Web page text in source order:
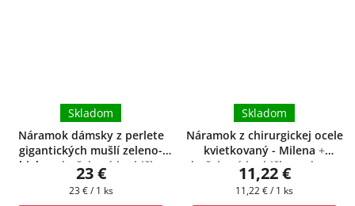
Náramok dámsky z perlete
gigantických mušlí zeleno-
biely
+ darčeková krabička
zadarmo
Skladom
23 €
Jednotková
23 € / 1 ks
Náramok z chirurgickej ocele
kvietkovaný - Milena +
darčeková krabička zadarmo
Skladom
11,22 €
Jednotková
11,22 € / 1 ks